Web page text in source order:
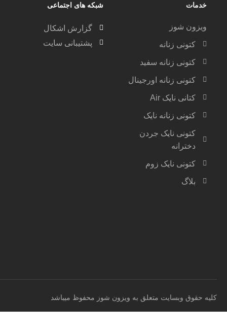
خدمات
ویزون شوز
کتونی زنانه
کتونی زنانه سفید
کتونی زنانه اورجینال
کتانی نایک Air
کتونی زنانه نایک
کتونی نایک جردن
دخترانه
کتونی نایک زوم
بلاگ
شبکه های اجتماعی
گزارش اشکال
پشتیبانی سایت
کلیه حقوق وبسایت متعلق به ویزون شوز محفوظ میباشد